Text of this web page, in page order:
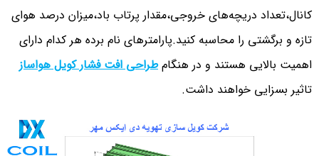
کانال،تعداد دریچه‌های خروجی،مقدار پرتاب باد،میزان درصد هوای
تازه و برگشتی را محاسبه کنید.پارامترهای نام برده هر کدام دارای
اهمیت بالایی هستند و در هنگامطراحی افت فشار کویل هواساز
تاثیر بسزایی خواهند داشت.